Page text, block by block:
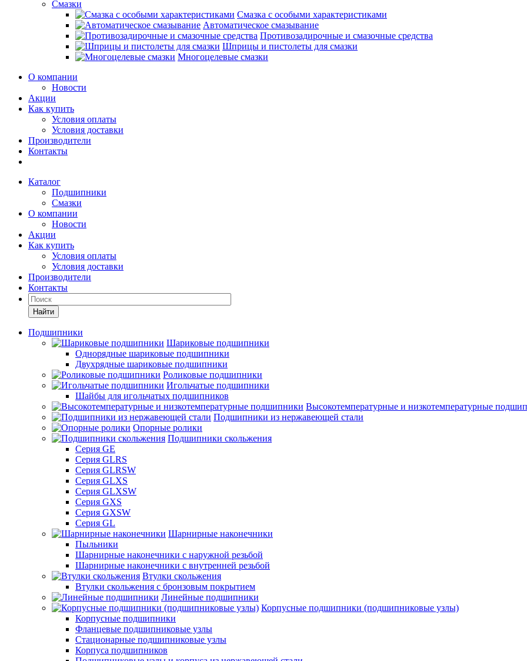
Смазки
Смазка с особыми характеристиками
Автоматическое смазывание
Противозадирочные и смазочные средства
Шприцы и пистолеты для смазки
Многоцелевые смазки
О компании
Новости
Акции
Как купить
Условия оплаты
Условия доставки
Производители
Контакты
Каталог
Подшипники
Смазки
О компании
Новости
Акции
Как купить
Условия оплаты
Условия доставки
Производители
Контакты
Найти
Подшипники
Шариковые подшипники
Однорядные шариковые подшипники
Двухрядные шариковые подшипники
Роликовые подшипники
Игольчатые подшипники
Шайбы для игольчатых подшипников
Высокотемпературные и низкотемпературные
Подшипники из нержавеющей стали
Опорные ролики
Подшипники скольжения
Серия GE
Серия GLRS
Серия GLRSW
Серия GLXS
Серия GLXSW
Серия GXS
Серия GXSW
Серия GL
Шарнирные наконечники
Пыльники
Шарнирные наконечники с наружной резьбой
Шарнирные наконечники с внутренней резьбой
Втулки скольжения
Втулки скольжения с бронзовым покрытием
Линейные подшипники
Корпусные подшипники (подшипниковые узлы)
Корпусные подшипники
Фланцевые подшипниковые узлы
Стационарные подшипниковые узлы
Корпуса подшипников